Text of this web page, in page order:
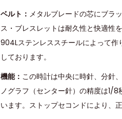
ベルト： メタルブレードの芯にブラ
ス・ブレスレットは耐久性と快適性
904Lステンレススチールによって作
しております。
機能： この時計は中央に時針、分針
ノグラフ（センター針）の精度は1/
います。ストップセコンドにより、